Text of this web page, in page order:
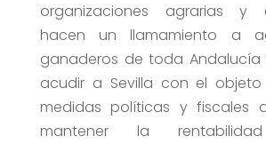
organizaciones agrarias y
hacen un llamamiento a
ganaderos de toda
acudir a Sevilla con el
medidas políticas y fiscales
mantener la